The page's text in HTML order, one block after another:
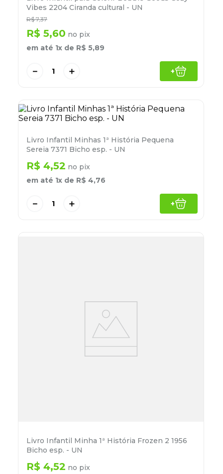
Vibes 2204 Ciranda cultural - UN
R$ 7,37
R$ 5,60 no pix
em até 1x de R$ 5,89
＋
－ +
Livro Infantil Minhas 1ª História Pequena
Sereia 7371 Bicho esp. - UN
R$ 4,52 no pix
em até 1x de R$ 4,76
＋
－ +
Livro Infantil Minha 1ª História Frozen 2 1956
Bicho esp. - UN
R$ 4,52 no pix
8º grampeador
º desinfetante